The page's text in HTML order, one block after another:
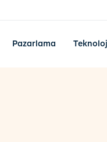
Pazarlama